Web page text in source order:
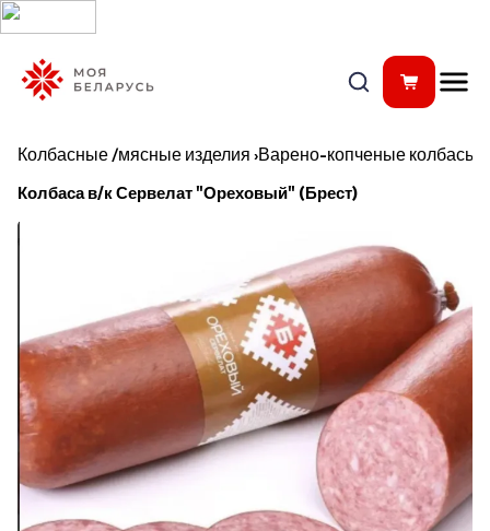
Колбасные /мясные изделия ›Варено-копченые колбасы
Колбаса в/к Сервелат "Ореховый" (Брест)